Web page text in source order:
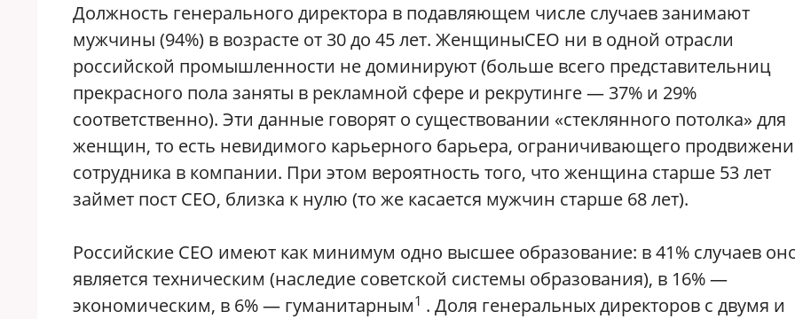
Должность генерального директора в подавляющем числе случаев занимают
мужчины (94%) в возрасте от 30 до 45 лет. ЖенщиныСЕО ни в одной отрасли
российской промышленности не доминируют (больше всего представительниц
прекрасного пола заняты в рекламной сфере и рекрутинге — 37% и 29%
соответственно). Эти данные говорят о существовании «стеклянного потолка» для
женщин, то есть невидимого карьерного барьера, ограничивающего
сотрудника в компании. При этом вероятность того, что женщина старше 53 лет
займет пост CEO, близка к нулю (то же касается мужчин старше 68 лет).
Российские СЕО имеют как минимум одно высшее образование: в 41% случаев
является техническим (наследие советской системы образования), в 16% —
экономическим, в 6% — гуманитарным1 . Доля генеральных директоров с двумя и